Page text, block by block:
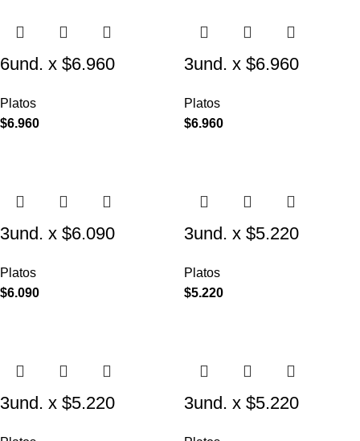
6und. x $6.960
Elevado para
Platos
$6.960
3und. x $6.960
para Mascotas Diseño
Platos
$6.960
3und. x $6.090
Elevado Nube
Platos
$6.090
3und. x $5.220
Elevado Floral
Platos
$5.220
3und. x $5.220
3und. x $5.220